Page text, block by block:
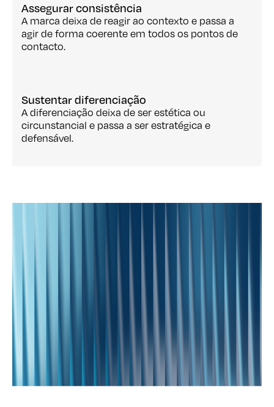
Assegurar consistência
A marca deixa de reagir ao contexto e passa a
agir de forma coerente em todos os pontos de
contacto.
Sustentar diferenciação
A diferenciação deixa de ser estética ou
circunstancial e passa a ser estratégica e
defensável.